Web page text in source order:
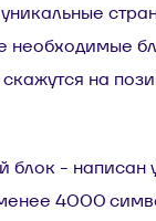
необходимые
на
блок - написан
4000